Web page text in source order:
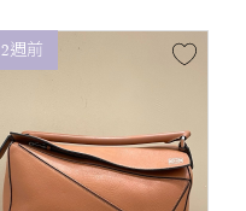
2週前